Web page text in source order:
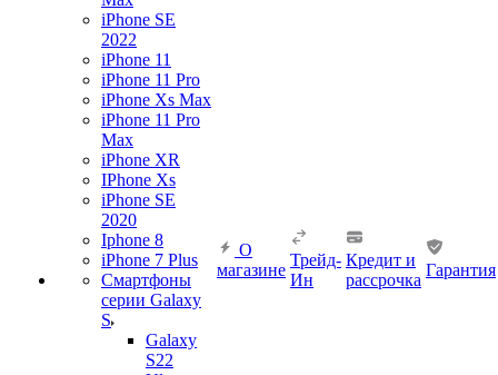
iPhone SE
2022
iPhone 11
iPhone 11 Pro
iPhone Xs Max
iPhone 11 Pro
Max
iPhone XR
IPhone Xs
iPhone SE
2020
Iphone 8
iPhone 7 Plus
Смартфоны
серии Galaxy
S
Galaxy
S22
О
магазине
Трейд-
Ин
Кредит и
рассрочка
Гарантия